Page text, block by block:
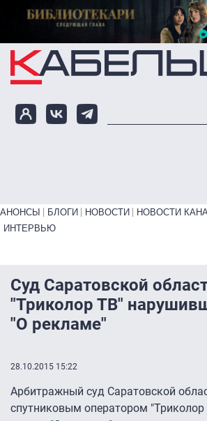
Перейти к основному содержанию
Primary links bottom
АНОНСЫ БЛОГИ НОВОСТИ НОВОСТИ
ИНТЕРВЬЮ
Суд Саратовской
"Триколор ТВ"
"О рекламе"
28.10.2015 15:22
Арбитражный суд Саратовской
спутниковым оператором